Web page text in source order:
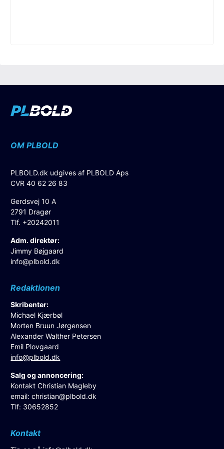
OM PLBOLD
PLBOLD.dk udgives af PLBOLD Aps
CVR 40 62 26 83
Gerdsvej 10 A
2791 Dragør
Tlf. +20242011
Adm. direktør:
Jimmy Bøjgaard
info@plbold.dk
Redaktionen
Skribenter:
Michael Kjærbøl
Morten Bruun Jørgensen
Alexander Walther Petersen
Emil Plovgaard
info@plbold.dk
Salg og annoncering:
Kontakt Christian Magleby
email:christian@plbold.dk
Tlf: 30652852
Kontakt